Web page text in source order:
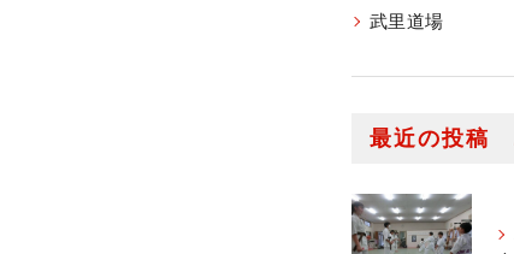
武里道場
最近の投稿